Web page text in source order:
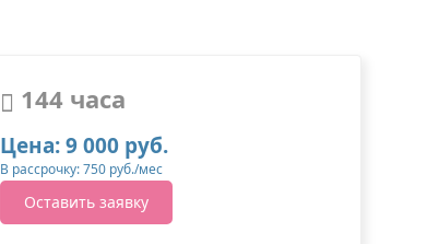
144 часа
Цена: 9 000 руб.
В рассрочку: 750 руб./мес
Оставить заявку